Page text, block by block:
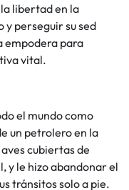
libertad en la
y perseguir su sed
empodera para
vital.
el mundo como
un petrolero en la
cubiertas de
y le hizo abandonar el
tránsitos solo a pie.